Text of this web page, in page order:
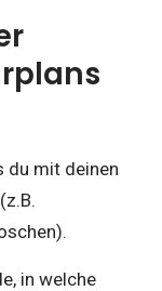
du mit deinen
in welche